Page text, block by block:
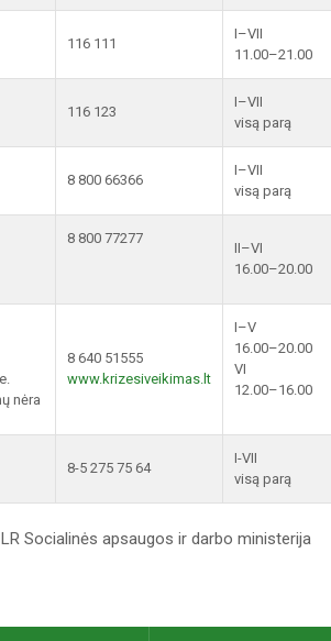
116 111
I–VII
11.00–21.00
116 123
I–VII
visą parą
8 800 66366
I–VII
visą parą
8 800 77277
II–VI
16.00–20.00
nėra
8 640 51555
www.krizesiveikimas.lt
I–V
16.00–20.00
VI
12.00–16.00
8-5 275 75 64
I-VII
visą parą
Socialinės apsaugos ir darbo ministerija